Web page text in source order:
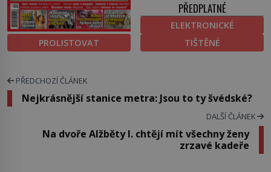
PROLISTOVAT
PŘEDPLATNÉ
ELEKTRONICKÉ
TIŠTĚNÉ
PŘEDCHOZÍ ČLÁNEK
Nejkrásnější stanice metra: Jsou to ty švédské?
DALŠÍ ČLÁNEK
Na dvoře Alžběty I. chtějí mít všechny ženy
zrzavé kadeře